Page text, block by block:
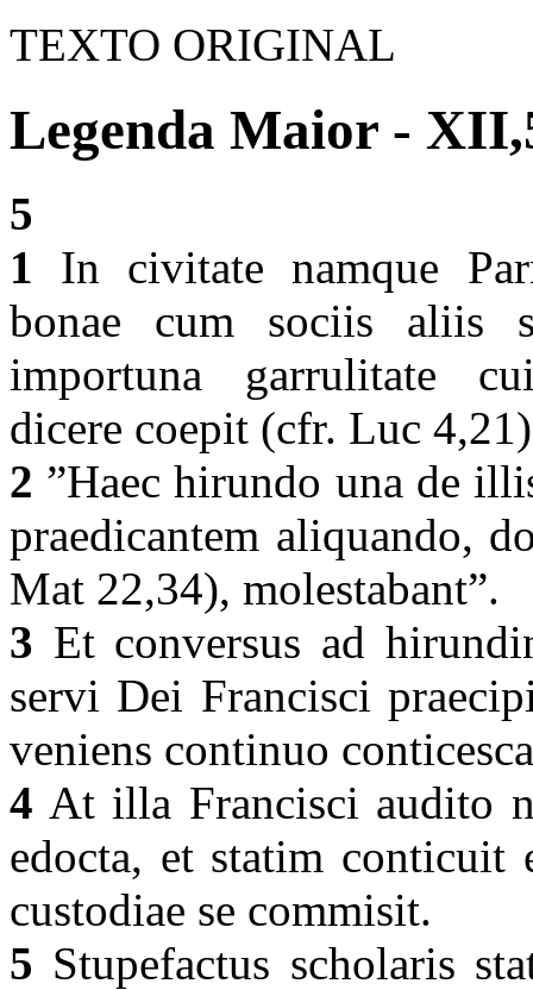
TEXTO ORIGINAL
Legenda Maior -
5
1 In civitate namque
bonae cum sociis aliis
importuna garrulitate
dicere coepit (cfr. Luc
2 ”Haec hirundo una de
praedicantem aliquando,
Mat 22,34), molestabant”.
3 Et conversus ad
servi Dei Francisci
veniens continuo
4 At illa Francisci audito
edocta, et statim conticuit
custodiae se commisit.
5 Stupefactus scholaris